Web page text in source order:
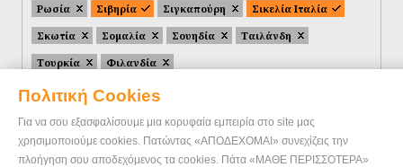
Πολιτική Cookies
Για να σου εξασφαλίσουμε μια κορυφαία εμπειρία στο site μας
χρησιμοποιούμε cookies. Πατώντας «ΑΠΟΔΕΧΟΜΑΙ» συνεχίζεις την
πλοήγηση σου αποδεχόμενος τα cookies. Πάτα «ΜΑΘΕ ΠΕΡΙΣΣΟΤΕΡΑ»
Ρωσία
Σιβηρία Σιγκαπούρη
Σικελία Ιταλία
Σκωτία
Σομαλία Σουηδία
Ταιλάνδη
Τουρκία
Φιλανδία